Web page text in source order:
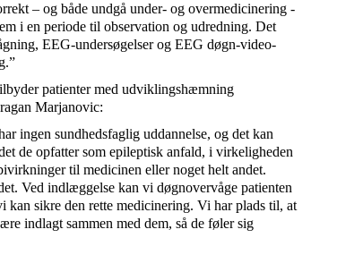
– og både undgå under- og overmedicinering -
i en periode til observation og udredning. Det
EEG-undersøgelser og EEG døgn-video-
patienter med udviklingshæmning
Marjanovic:
ingen sundhedsfaglig uddannelse, og det kan
de opfatter som epileptisk anfald, i virkeligheden
til medicinen eller noget helt andet.
Ved indlæggelse kan vi døgnovervåge patienten
kan sikre den rette medicinering. Vi har plads til, at
indlagt sammen med dem, så de føler sig